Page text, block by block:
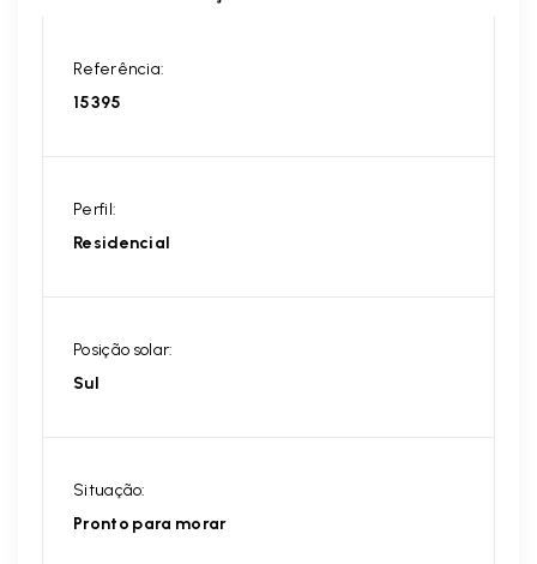
Referência:
15395
Perfil:
Residencial
Posição solar:
Sul
Situação:
Pronto para morar